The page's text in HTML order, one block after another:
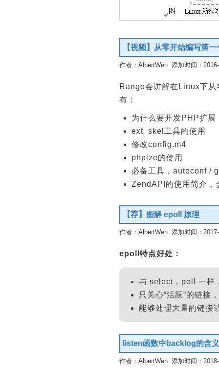
【视频】从零开始编写第
作者：AlbertWen 添加时间：
Rango会讲解在Linux下从
有：
为什么要开发PHP扩展
ext_skel工具的使用
修改config.m4
phpize的使用
必备工具，autoconf /
ZendAPI的使用简介，
【荐】图解 epoll 原理
作者：AlbertWen 添加时间：
epoll特点好处：
与 select，poll 一样
只关心“活跃”的链接
能够处理大量的链接
listen函数中backlog的含义
作者：AlbertWen 添加时间：